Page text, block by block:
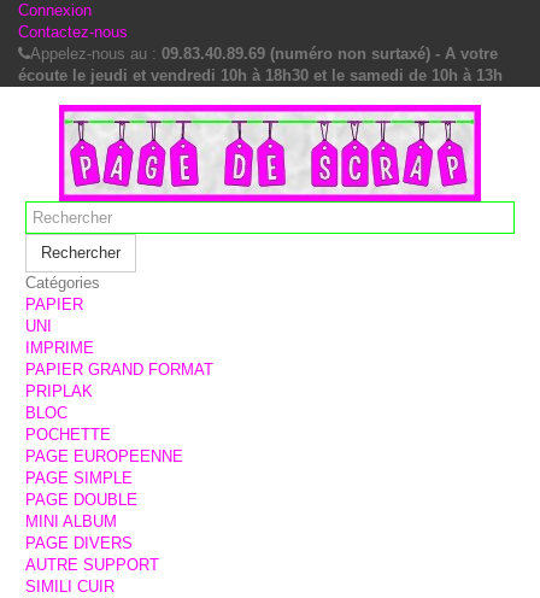
Connexion
Contactez-nous
Appelez-nous au : 09.83.40.89.69 (numéro non surtaxé) - A votre
écoute le jeudi et vendredi 10h à 18h30 et le samedi de 10h à 13h
Rechercher
Catégories
PAPIER
UNI
IMPRIME
PAPIER GRAND FORMAT
PRIPLAK
BLOC
POCHETTE
PAGE EUROPEENNE
PAGE SIMPLE
PAGE DOUBLE
MINI ALBUM
PAGE DIVERS
AUTRE SUPPORT
SIMILI CUIR